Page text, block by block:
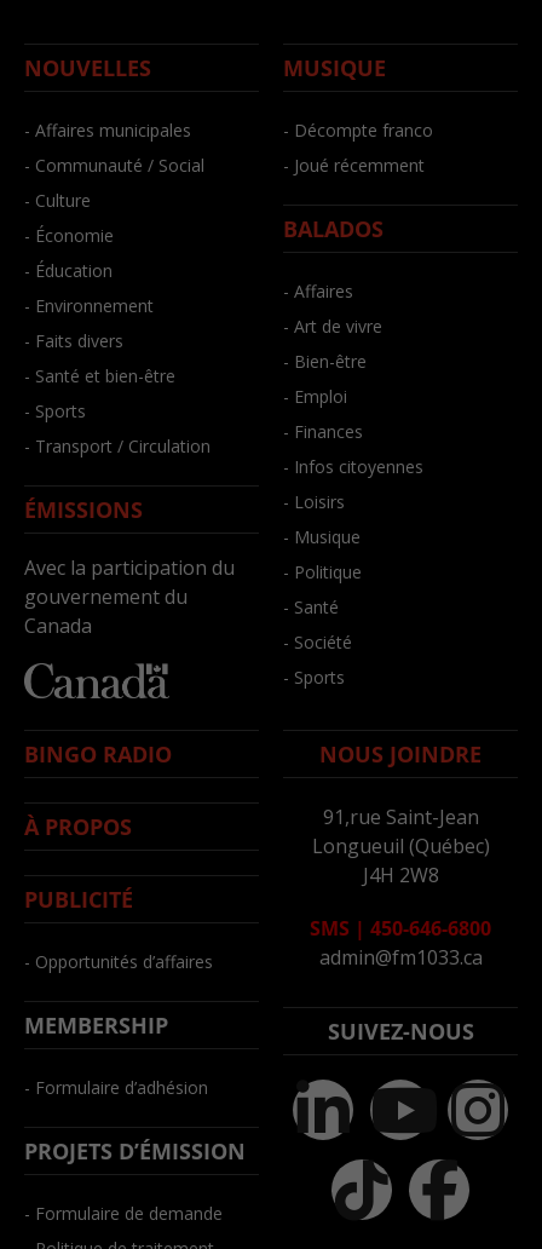
NOUVELLES
- Affaires municipales
- Communauté / Social
- Culture
- Économie
- Éducation
- Environnement
- Faits divers
- Santé et bien-être
- Sports
- Transport / Circulation
ÉMISSIONS
Avec la participation du
gouvernement du
Canada
MUSIQUE
- Décompte franco
- Joué récemment
BALADOS
- Affaires
- Art de vivre
- Bien-être
- Emploi
- Finances
- Infos citoyennes
- Loisirs
- Musique
- Politique
- Santé
- Société
- Sports
BINGO RADIO
À PROPOS
PUBLICITÉ
- Opportunités d’affaires
MEMBERSHIP
- Formulaire d’adhésion
PROJETS D’ÉMISSION
- Formulaire de demande
NOUS JOINDRE
91,rue Saint-Jean
Longueuil (Québec)
J4H 2W8
SMS | 450-646-6800
admin@fm1033.ca
SUIVEZ-NOUS